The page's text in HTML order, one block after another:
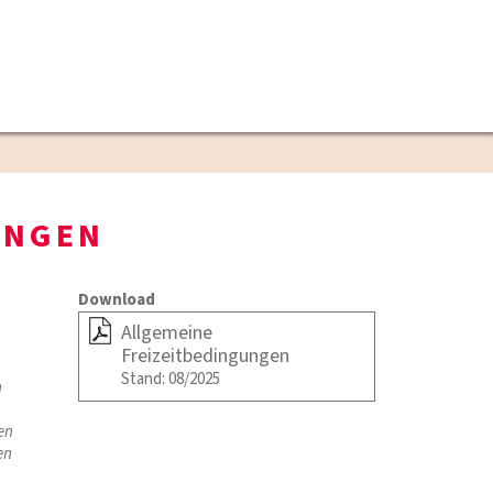
Download
Allgemeine
Freizeitbedingungen
Stand: 08/2025